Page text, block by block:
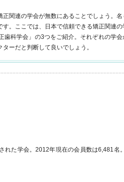
関連の学会が無数にあることでしょう。名
。ここでは、日本で信頼できる矯正関連の
歯科学会」の3つをご紹介。それぞれの学会
ーだと判断して良いでしょう。
れた学会。2012年現在の会員数は6,481名